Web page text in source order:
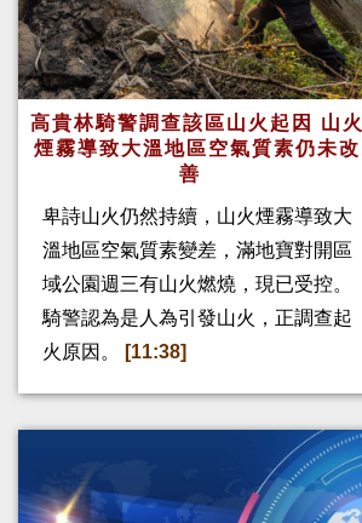
高貴林騎警調查該區山火起因 山火
煙霧導致大溫地區空氣質素仍未改
善
卑詩山火仍然持續，山火煙霧導致大
溫地區空氣質素變差，滿地寶對開區
域公園週三有山火燃燒，現已受控。
騎警認為是人為引發山火，正調查起
火原因。
[11:38]